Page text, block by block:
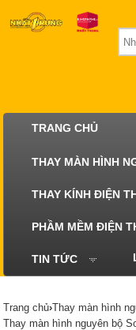
TRANG CHỦ
THAY MÀN HÌNH
THAY KÍNH ĐIỆN
PHẦM MỀM ĐIỆN
TIN TỨC
Trang chủ›Thay màn hình
Thay màn hình nguyên bộ